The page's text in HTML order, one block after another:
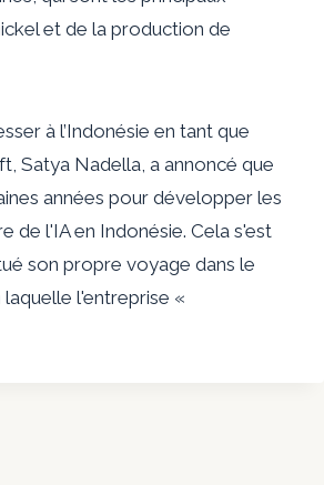
et de la production de
à l’Indonésie en tant que
Satya Nadella, a annoncé que
années pour développer les
de l'IA en Indonésie. Cela s'est
son propre voyage dans le
l'entreprise «